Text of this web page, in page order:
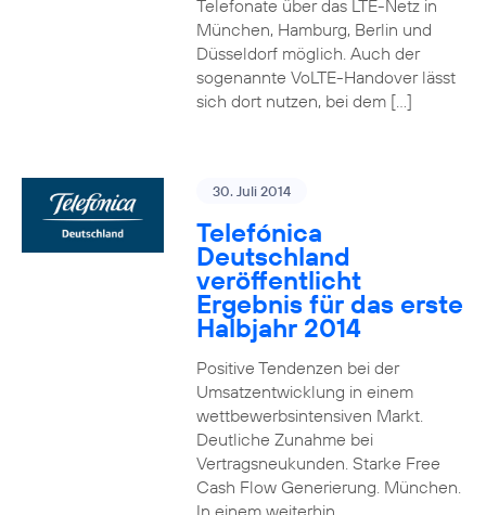
Telefonate über das LTE-Netz in
München, Hamburg, Berlin und
Düsseldorf möglich. Auch der
sogenannte VoLTE-Handover lässt
sich dort nutzen, bei dem […]
30. Juli 2014
Telefónica
Deutschland
veröffentlicht
Ergebnis für das erste
Halbjahr 2014
Positive Tendenzen bei der
Umsatzentwicklung in einem
wettbewerbsintensiven Markt.
Deutliche Zunahme bei
Vertragsneukunden. Starke Free
Cash Flow Generierung. München.
In einem weiterhin